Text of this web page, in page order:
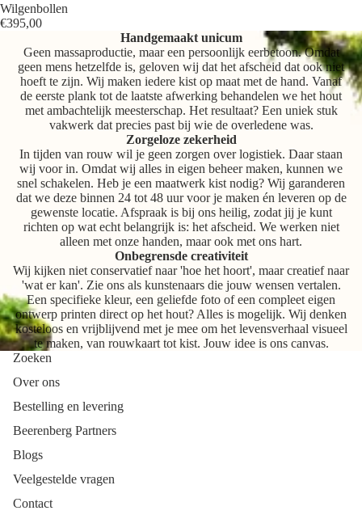
Wilgenbollen
€395,00
Handgemaakt unicum
Geen massaproductie, maar een persoonlijk eerbetoon. Omdat
geen mens hetzelfde is, geloven wij dat het afscheid dat ook niet
hoeft te zijn. Wij maken iedere kist op maat met de hand. Vanaf
de eerste plank tot de laatste afwerking behandelen we het hout
met ambachtelijk meesterschap. Het resultaat? Een uniek stuk
vakwerk dat precies past bij wie de overledene was.
Zorgeloze zekerheid
In tijden van rouw wil je geen zorgen over logistiek. Daar staan
wij voor in. Omdat wij alles in eigen beheer maken, kunnen we
snel schakelen. Heb je een maatwerk kist nodig? Wij garanderen
dat we deze binnen 24 tot 48 uur voor je maken én leveren op de
gewenste locatie. Afspraak is bij ons heilig, zodat jij je kunt
richten op wat echt belangrijk is: het afscheid. We werken niet
alleen met onze handen, maar ook met ons hart.
Onbegrensde creativiteit
Wij kijken niet conservatief naar 'hoe het hoort', maar creatief naar
'wat er kan'. Zie ons als kunstenaars die jouw wensen vertalen.
Een specifieke kleur, een geliefde foto of een compleet eigen
ontwerp printen direct op het hout? Alles is mogelijk. Wij denken
kosteloos en vrijblijvend met je mee om het levensverhaal visueel
te maken, van rouwkaart tot kist. Jouw idee is ons canvas.
Zoeken
Over ons
Bestelling en levering
Beerenberg Partners
Blogs
Veelgestelde vragen
Contact